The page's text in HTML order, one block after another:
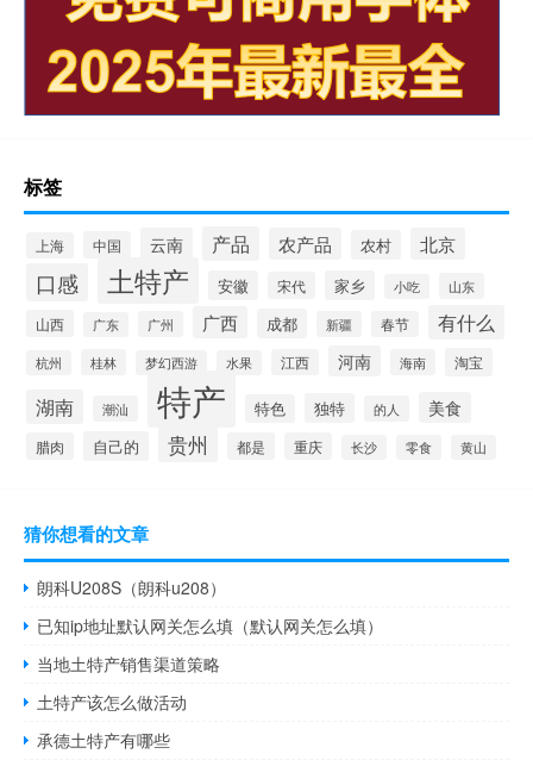
标签
上海 中国 云南 产品 农产品 农村 北京
口感 土特产 安徽 宋代 家乡 小吃 山东
山西 广东 广州 广西 成都 新疆 春节 有什么
杭州 桂林 梦幻西游 水果 江西 河南 海南 淘宝
湖南 潮汕 特产 特色 独特 的人 美食
腊肉 自己的 贵州 都是 重庆 长沙 零食 黄山
猜你想看的文章
朗科U208S（朗科u208）
已知ip地址默认网关怎么填（默认网关怎么填）
当地土特产销售渠道策略
土特产该怎么做活动
承德土特产有哪些